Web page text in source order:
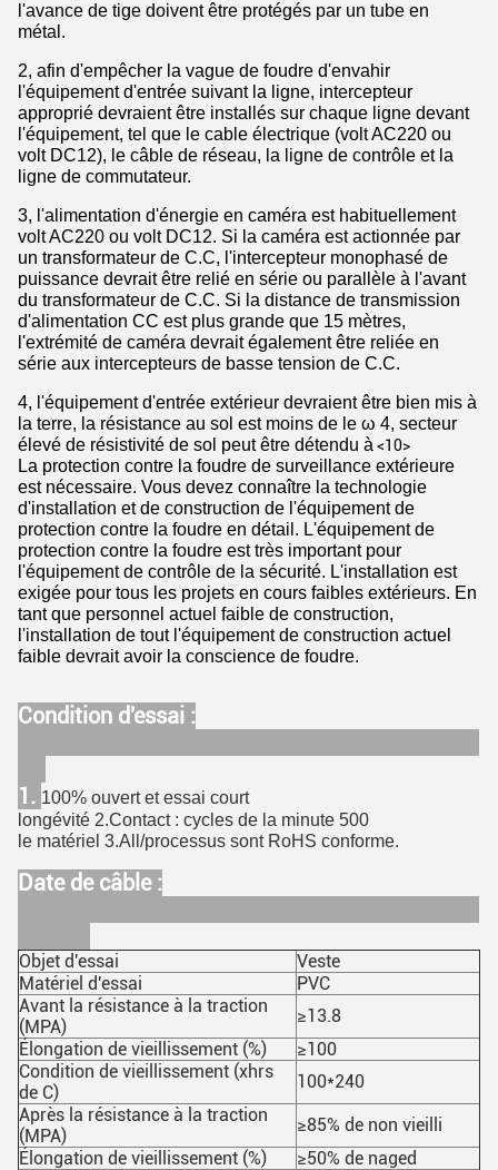
l'avance de tige doivent être protégés par un tube en
métal.
2, afin d'empêcher la vague de foudre d'envahir
l'équipement d'entrée suivant la ligne, intercepteur
approprié devraient être installés sur chaque ligne devant
l'équipement, tel que le cable électrique (volt AC220 ou
volt DC12), le câble de réseau, la ligne de contrôle et la
ligne de commutateur.
3, l'alimentation d'énergie en caméra est habituellement
volt AC220 ou volt DC12. Si la caméra est actionnée par
un transformateur de C.C, l'intercepteur monophasé de
puissance devrait être relié en série ou parallèle à l'avant
du transformateur de C.C. Si la distance de transmission
d'alimentation CC est plus grande que 15 mètres,
l'extrémité de caméra devrait également être reliée en
série aux intercepteurs de basse tension de C.C.
4, l'équipement d'entrée extérieur devraient être bien mis à
la terre, la résistance au sol est moins de le ω 4, secteur
élevé de résistivité de sol peut être détendu à <10>
La protection contre la foudre de surveillance extérieure
est nécessaire. Vous devez connaître la technologie
d'installation et de construction de l'équipement de
protection contre la foudre en détail. L'équipement de
protection contre la foudre est très important pour
l'équipement de contrôle de la sécurité. L'installation est
exigée pour tous les projets en cours faibles extérieurs. En
tant que personnel actuel faible de construction,
l'installation de tout l'équipement de construction actuel
faible devrait avoir la conscience de foudre.
Condition d'essai :
1. 100% ouvert et essai court
longévité 2.Contact : cycles de la minute 500
le matériel 3.All/processus sont RoHS conforme.
Date de câble :
Objet d'essai
Veste
Matériel d'essai
PVC
Avant la résistance à la traction
(MPA)
≥13.8
Élongation de vieillissement (%)
≥100
Condition de vieillissement (xhrs
de C)
100*240
Après la résistance à la traction
(MPA)
≥85% de non vieilli
Élongation de vieillissement (%)
≥50% de naged